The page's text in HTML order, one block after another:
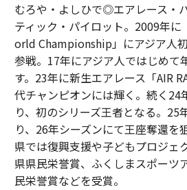
むろや・よしひで◎エアレース・
ティック・パイロット。2009年に
orld Championship」にアジア人
参戦。17年にアジア人ではじめて
す。23年に新生エアレース「AIR
代チャンピオンには輝く。続く24
り、初のシリーズ王者となる。25
り、26年シーズンにて王座奪還を
県では復興支援や子どもプロジェ
県県民栄誉賞、ふくしまスポーツ
民栄誉賞などを受賞。